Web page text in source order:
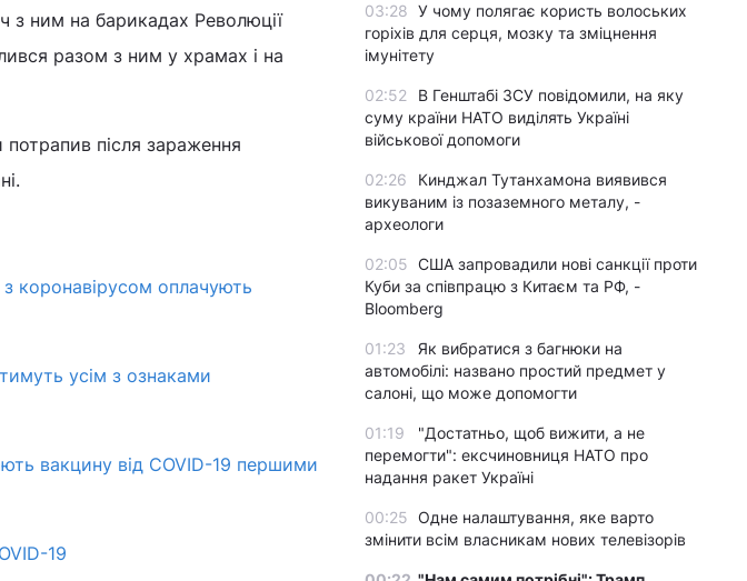
з ним на барикадах Революції
разом з ним у храмах і на
після зараження
з коронавірусом оплачують
усім з ознаками
вакцину від COVID-19 першими
19
03:28 У чому полягає користь волоських
горіхів для серця, мозку та зміцнення
імунітету
02:52
В Генштабі ЗСУ повідомили, на яку
суму країни НАТО виділять Україні
військової допомоги
02:26
Кинджал Тутанхамона виявився
викуваним із позаземного металу, -
археологи
02:05 США запровадили нові санкції проти
Куби за співпрацю з Китаєм та РФ, -
Bloomberg
01:23
Як вибратися з багнюки на
автомобілі: названо простий предмет у
салоні, що може допомогти
01:19
"Достатньо, щоб вижити, а не
перемогти": ексчиновниця НАТО про
надання ракет Україні
00:25 Одне налаштування, яке варто
змінити всім власникам нових телевізорів